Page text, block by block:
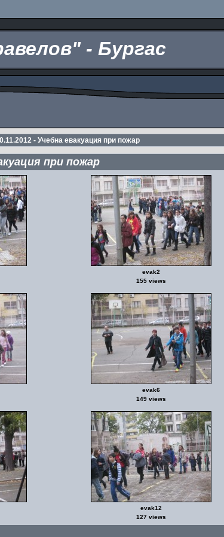
- Бургас
- Учебна евакуация при пожар
при пожар
evak2
155 views
evak6
149 views
evak12
127 views